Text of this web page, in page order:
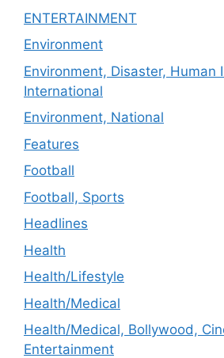
ENTERTAINMENT
Environment
Environment, Disaster, Human
International
Environment, National
Features
Football
Football, Sports
Headlines
Health
Health/Lifestyle
Health/Medical
Health/Medical, Bollywood,
Entertainment